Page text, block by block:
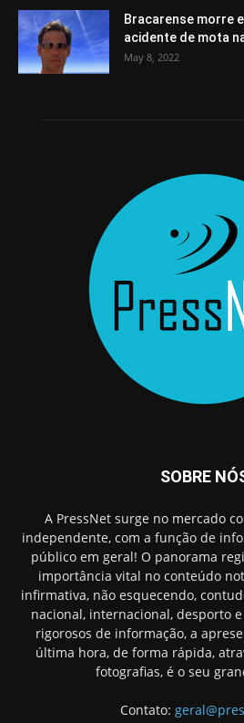
Bracarense morre
acidente de mota
May 8, 2022
SOBRE
A PressNet surge no mercado
independente, com a função de
público em geral! O panorama
importância vital no conteúdo
infirmativa, não esquecendo,
nacional, internacional, desporto
rigorosos de informação, a
última hora, de forma rápida,
fotografias, é o seu
Contato: